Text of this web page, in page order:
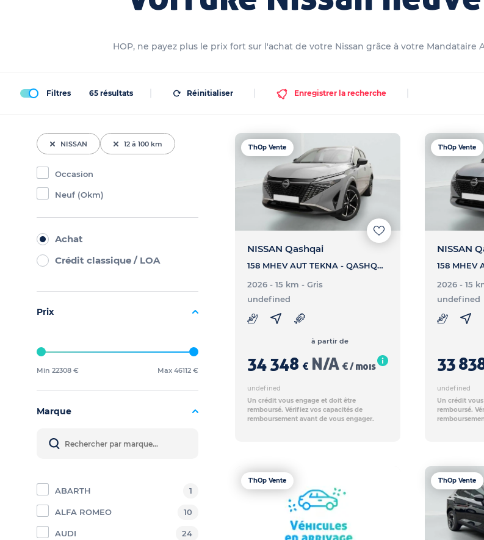
HOP, ne payez plus le prix fort sur l'achat de votre Nissan grâce à votre Mandataire
Filtres 65 résultats Réinitialiser Enregistrer la recherche
NISSAN 12 â 100 km
Occasion
Neuf (Okm)
Achat
Crédit classique / LOA
Prix
Min 22308 € Max 46112 €
Marque
ABARTH 1
ALFA ROMEO 10
AUDI 24
T'hOp Vente
NISSAN Qashqai
158 MHEV AUT TEKNA - QASHQAI 158 MHEV AUT TEKNA
2026 - 15 km - Gris
undefined
34 348 €
à partir de
N/A € / mois
undefined
Un crédit vous engage et doit être
remboursé. Vérifiez vos capacités de
remboursement avant de vous engager.
T'hOp Vente
NISSAN
2026 - 15
undefined
33
undefined
Un crédit
remboursé.
T'hOp Vente T'hOp Vente